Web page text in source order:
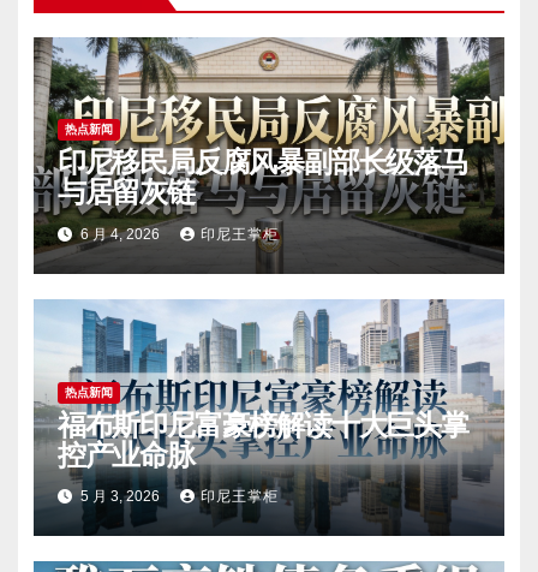
热点新闻
印尼移民局反腐风暴副部长级落马
与居留灰链
6 月 4, 2026 印尼王掌柜
热点新闻
福布斯印尼富豪榜解读十大巨头掌
控产业命脉
5 月 3, 2026 印尼王掌柜